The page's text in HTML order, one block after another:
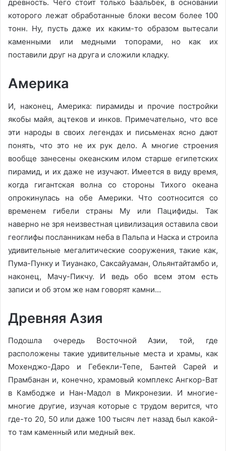
древность. Чего стоит только Баальбек, в основании
которого лежат обработанные блоки весом более 100
тонн. Ну, пусть даже их каким-то образом вытесали
каменными или медными топорами, но как их
поставили друг на друга и сложили кладку.
Америка
И, наконец, Америка: пирамиды и прочие постройки
якобы майя, ацтеков и инков. Примечательно, что все
эти народы в своих легендах и письменах ясно дают
понять, что это не их рук дело. А многие строения
вообще занесены океанским илом старше египетских
пирамид, и их даже не изучают. Имеется в виду время,
когда гигантская волна со стороны Тихого океана
опрокинулась на обе Америки. Что соотносится со
временем гибели страны Му или Пацифиды. Так
наверно не зря неизвестная цивилизация оставила свои
геоглифы посланникам неба в Пальпа и Наска и строила
удивительные мегалитические сооружения, такие как,
Пума-Пунку и Тиуанако, Саксайуаман, Ольянтайтамбо и,
наконец, Мачу-Пикчу. И ведь обо всем этом есть
записи и об этом же нам говорят камни…
Древняя Азия
Подошла очередь Восточной Азии, той, где
расположены такие удивительные места и храмы, как
Мохенджо-Даро и Гебекли-Тепе, Бантей Сарей и
Прамбанан и, конечно, храмовый комплекс Ангкор-Ват
в Камбодже и Нан-Мадол в Микронезии. И многие-
многие другие, изучая которые с трудом верится, что
где-то 20, 50 или даже 100 тысяч лет назад был какой-
то там каменный или медный век.